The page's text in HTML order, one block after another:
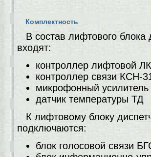
Комплектность
В состав лифтового
входят:
контроллер лифтовой
контроллер связи КСН-
микрофонный
датчик температуры ТД
К лифтовому блоку
подключаются:
блок голосовой связи